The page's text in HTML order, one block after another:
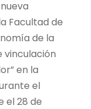
Facultad de
de la
vinculación
en la
el
el 28 de